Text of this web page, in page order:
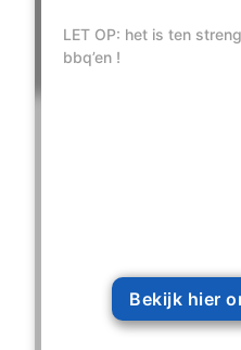
LET OP: het is ten
bbq’en !
Bekijk hier